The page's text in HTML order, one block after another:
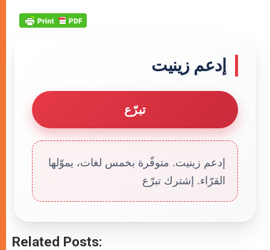
إدعم زينيت
تبرّع
إدعم زينيت. متوفّرة بخمس لغات، يموّلها
القرّاء. إشترك تبرّع
Related Posts: